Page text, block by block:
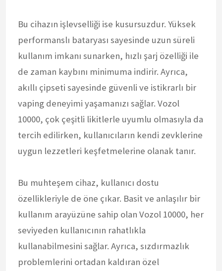
Bu cihazın işlevselliği ise kusursuzdur. Yüksek
performanslı bataryası sayesinde uzun süreli
kullanım imkanı sunarken, hızlı şarj özelliği ile
de zaman kaybını minimuma indirir. Ayrıca,
akıllı çipseti sayesinde güvenli ve istikrarlı bir
vaping deneyimi yaşamanızı sağlar. Vozol
10000, çok çeşitli likitlerle uyumlu olmasıyla da
tercih edilirken, kullanıcıların kendi zevklerine
uygun lezzetleri keşfetmelerine olanak tanır.
Bu muhteşem cihaz, kullanıcı dostu
özellikleriyle de öne çıkar. Basit ve anlaşılır bir
kullanım arayüzüne sahip olan Vozol 10000, her
seviyeden kullanıcının rahatlıkla
kullanabilmesini sağlar. Ayrıca, sızdırmazlık
problemlerini ortadan kaldıran özel